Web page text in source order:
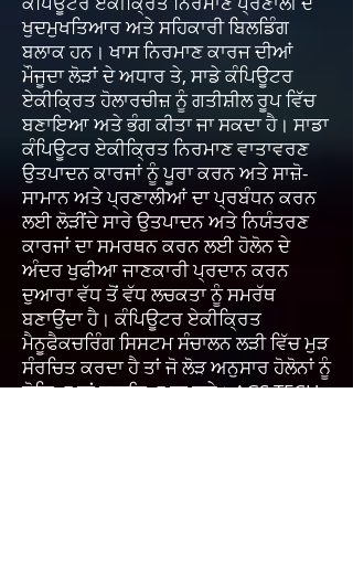
ਖੁਦਮੁਖਤਿਆਰ ਅਤੇ ਸਹਿਕਾਰੀ ਬਿਲਡਿੰਗ
ਬਲਾਕ ਹਨ। ਖਾਸ ਨਿਰਮਾਣ ਕਾਰਜ ਦੀਆਂ
ਮੌਜੂਦਾ ਲੋੜਾਂ ਦੇ ਅਧਾਰ ਤੇ, ਸਾਡੇ ਕੰਪਿਊਟਰ
ਏਕੀਕ੍ਰਿਤ ਹੋਲਾਰਚੀਜ਼ ਨੂੰ ਗਤੀਸ਼ੀਲ ਰੂਪ ਵਿੱਚ
ਬਣਾਇਆ ਅਤੇ ਭੰਗ ਕੀਤਾ ਜਾ ਸਕਦਾ ਹੈ। ਸਾਡਾ
ਕੰਪਿਊਟਰ ਏਕੀਕ੍ਰਿਤ ਨਿਰਮਾਣ ਵਾਤਾਵਰਣ
ਉਤਪਾਦਨ ਕਾਰਜਾਂ ਨੂੰ ਪੂਰਾ ਕਰਨ ਅਤੇ ਸਾਜ਼ੋ-
ਸਾਮਾਨ ਅਤੇ ਪ੍ਰਣਾਲੀਆਂ ਦਾ ਪ੍ਰਬੰਧਨ ਕਰਨ
ਲਈ ਲੋੜੀਂਦੇ ਸਾਰੇ ਉਤਪਾਦਨ ਅਤੇ ਨਿਯੰਤਰਣ
ਕਾਰਜਾਂ ਦਾ ਸਮਰਥਨ ਕਰਨ ਲਈ ਹੋਲੋਨ ਦੇ
ਅੰਦਰ ਖੁਫੀਆ ਜਾਣਕਾਰੀ ਪ੍ਰਦਾਨ ਕਰਨ
ਦੁਆਰਾ ਵੱਧ ਤੋਂ ਵੱਧ ਲਚਕਤਾ ਨੂੰ ਸਮਰੱਥ
ਬਣਾਉਂਦਾ ਹੈ। ਕੰਪਿਊਟਰ ਏਕੀਕ੍ਰਿਤ
ਮੈਨੂਫੈਕਚਰਿੰਗ ਸਿਸਟਮ ਸੰਚਾਲਨ ਲੜੀ ਵਿੱਚ ਮੁੜ
ਸੰਰਚਿਤ ਕਰਦਾ ਹੈ ਤਾਂ ਜੋ ਲੋੜ ਅਨੁਸਾਰ ਹੋਲੋਨਾਂ ਨੂੰ
ਜੋੜਿਆ ਜਾਂ ਹਟਾਇਆ ਜਾ ਸਕੇ। AGS-TECH